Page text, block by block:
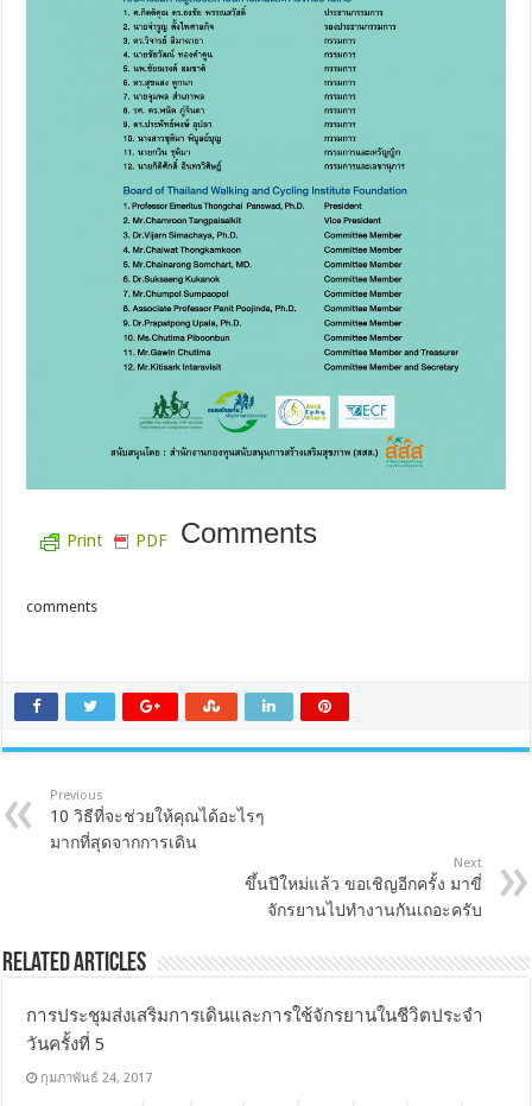
Print PDF Comments
comments
Previous
10 วิธีที่จะช่วยให้คุณได้อะไรๆ
มากที่สุดจากการเดิน
Next
ขึ้นปีใหม่แล้ว ขอเชิญอีกครั้ง มาขี่
จักรยานไปทำงานกันเถอะครับ
Related Articles
การประชุมส่งเสริมการเดินและการใช้จักรยานในชีวิตประจำ
วันครั้งที่ 5
กุมภาพันธ์ 24, 2017